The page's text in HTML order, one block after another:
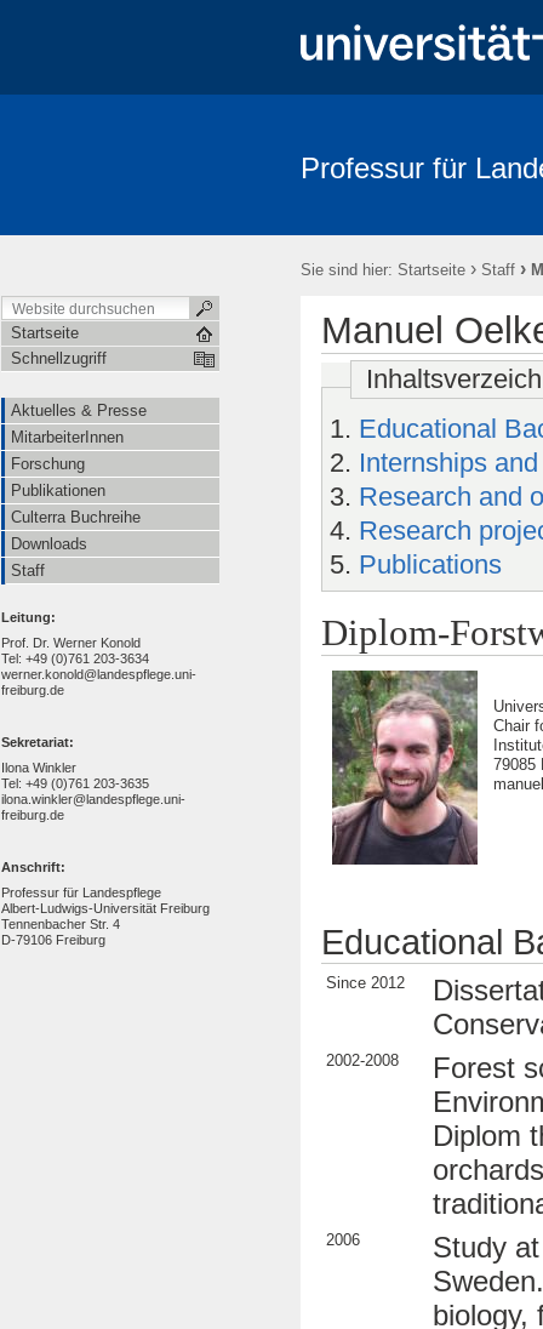
Professur für
Sie sind hier: Startseite › Staff ›
Startseite
Schnellzugriff
Aktuelles & Presse
MitarbeiterInnen
Forschung
Publikationen
Culterra Buchreihe
Downloads
Staff
Leitung:
Prof. Dr. Werner Konold
Tel: +49 (0)761 203-3634
werner.konold@landespflege.uni-
freiburg.de
Sekretariat:
Ilona Winkler
Tel: +49 (0)761 203-3635
ilona.winkler@landespflege.uni-
freiburg.de
Anschrift:
Professur für Landespflege
Albert-Ludwigs-Universität Freiburg
Tennenbacher Str. 4
D-79106 Freiburg
Manuel
Educational
Internships
Research and
Research
Publications
Diplom-
Chair
79085
Educational
Since 2012
2002-2008
Forest
Diplom
2006
Study
biology,